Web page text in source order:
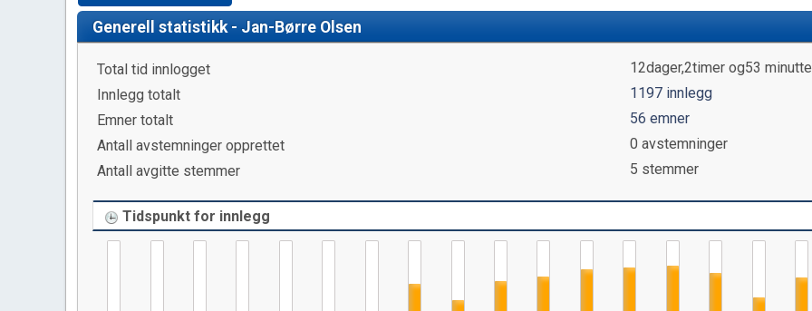
Generell statistikk - Jan-Børre Olsen
Total tid innlogget
12dager,2timer og53
Innlegg totalt
1197 innlegg
Emner totalt
56 emner
Antall avstemninger opprettet
0 avstemninger
Antall avgitte stemmer
5 stemmer
Tidspunkt for innlegg